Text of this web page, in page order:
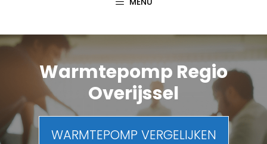
Warmtepomp Regio
Overijssel
WARMTEPOMP VERGELIJKEN